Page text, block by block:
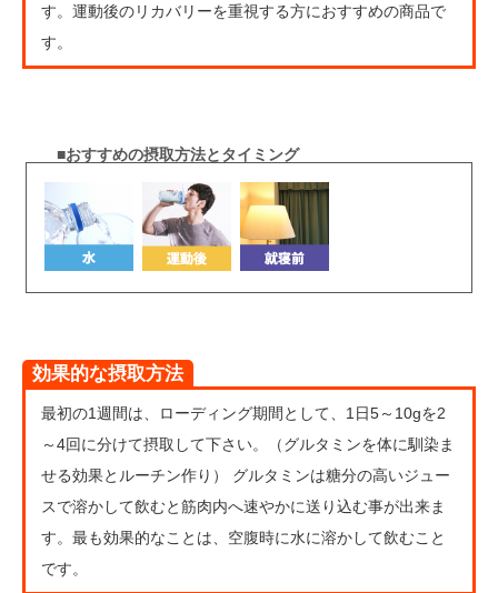
す。運動後のリカバリーを重視する方におすすめの商品で
す。
■おすすめの摂取方法とタイミング
効果的な摂取方法
最初の1週間は、ローディング期間として、1日5～10gを2
～4回に分けて摂取して下さい。（グルタミンを体に馴染ま
せる効果とルーチン作り） グルタミンは糖分の高いジュー
スで溶かして飲むと筋肉内へ速やかに送り込む事が出来ま
す。最も効果的なことは、空腹時に水に溶かして飲むこと
です。